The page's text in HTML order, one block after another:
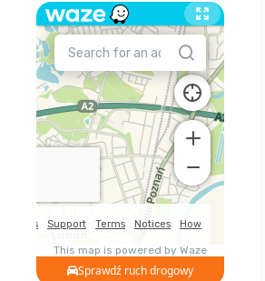
Sprawdź ruch drogowy